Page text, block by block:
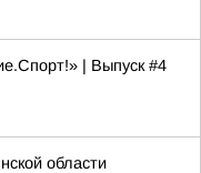
| Выпуск #4
области